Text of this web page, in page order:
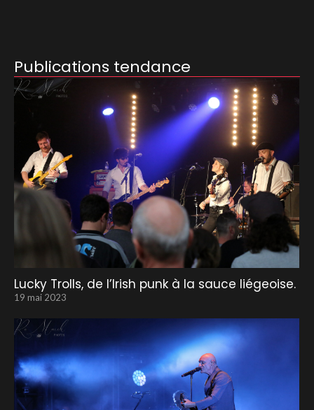
Publications tendance
Lucky Trolls, de l’Irish punk à la sauce liégeoise.
19 mai 2023